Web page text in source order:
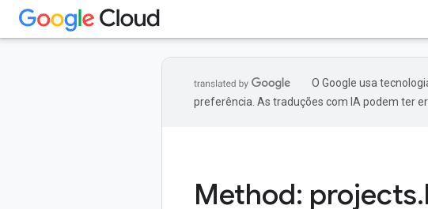
O Google usa
preferência. As traduções com IA podem ter
Method: projects.